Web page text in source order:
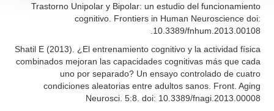
Trastorno Unipolar y Bipolar: un estudio del funcionamiento
cognitivo. Frontiers in Human Neuroscience doi:
10.3389/fnhum.2013.00108.
Shatil E (2013). ¿El entrenamiento cognitivo y la actividad física
combinados mejoran las capacidades cognitivas más que cada
uno por separado? Un ensayo controlado de cuatro
condiciones aleatorias entre adultos sanos. Front. Aging
Neurosci. 5:8. doi: 10.3389/fnagi.2013.00008